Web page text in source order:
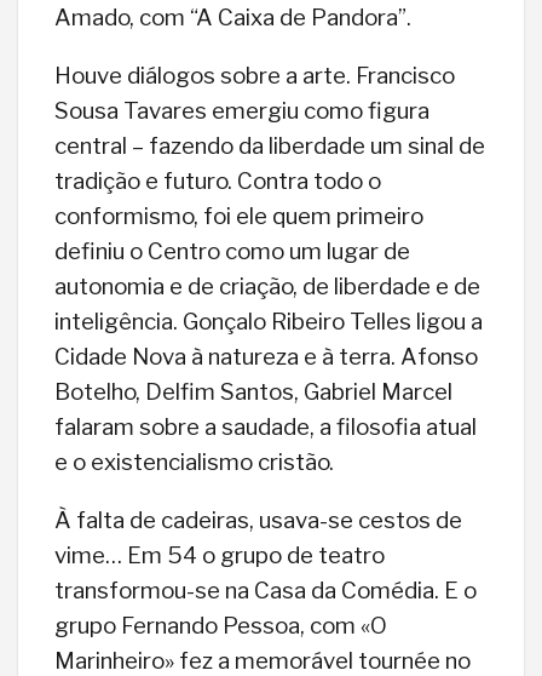
Amado, com “A Caixa de Pandora”.
Houve diálogos sobre a arte. Francisco
Sousa Tavares emergiu como figura
central – fazendo da liberdade um sinal de
tradição e futuro. Contra todo o
conformismo, foi ele quem primeiro
definiu o Centro como um lugar de
autonomia e de criação, de liberdade e de
inteligência. Gonçalo Ribeiro Telles ligou a
Cidade Nova à natureza e à terra. Afonso
Botelho, Delfim Santos, Gabriel Marcel
falaram sobre a saudade, a filosofia atual
e o existencialismo cristão.
À falta de cadeiras, usava-se cestos de
vime… Em 54 o grupo de teatro
transformou-se na Casa da Comédia. E o
grupo Fernando Pessoa, com «O
Marinheiro» fez a memorável tournée no